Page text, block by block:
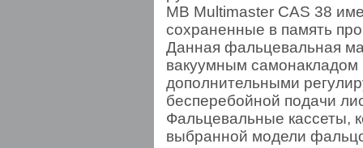
MB Multimaster CAS 38
сохраненные в память
Данная фальцевальная
вакуумным самонакладом
дополнительными
бесперебойной подачи
Фальцевальные кассеты,
выбранной модели